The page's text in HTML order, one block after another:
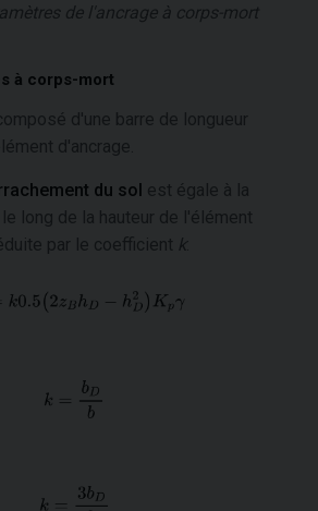
de l'ancrage à corps-mort
à corps-mort
d'une barre de longueur
d'ancrage.
du sol est égale à la
long de la hauteur de l'élément
par le coefficient k: